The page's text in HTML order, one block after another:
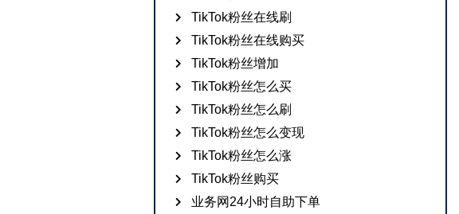
TikTok粉丝在线刷
TikTok粉丝在线购买
TikTok粉丝增加
TikTok粉丝怎么买
TikTok粉丝怎么刷
TikTok粉丝怎么变现
TikTok粉丝怎么涨
TikTok粉丝购买
业务网24小时自助下单